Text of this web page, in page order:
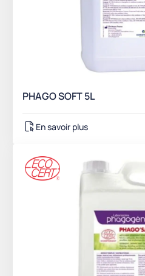
PHAGO SOFT 5L
En savoir plus